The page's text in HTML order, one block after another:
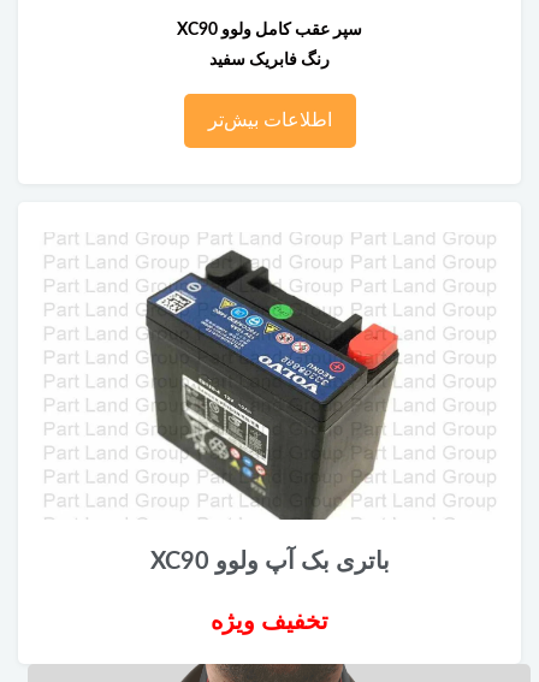
سپر عقب کامل ولوو XC90
رنگ فابریک سفید
اطلاعات بیش‌تر
باتری بک آپ ولوو XC90
تخفیف ویژه